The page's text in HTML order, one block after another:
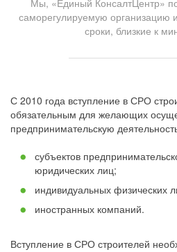
Мы, «Единый КонсалтЦентр»
саморегулируемую
сроки, близкие к
С 2010 года вступление в СРО
обязательным для желающих
предпринимательскую
субъектов
юридических лиц;
индивидуальных физических
иностранных компаний.
Вступление в СРО строителей